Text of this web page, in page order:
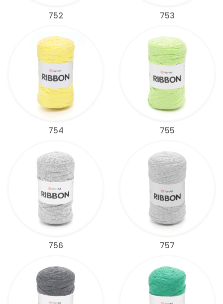
752 753
754 755
756 757